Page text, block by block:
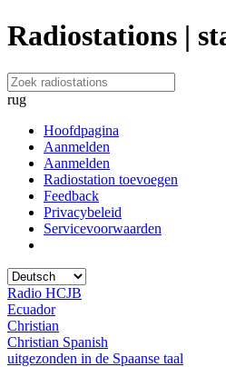
Radiostations |
rug
Hoofdpagina
Aanmelden
Aanmelden
Radiostation toevoegen
Feedback
Privacybeleid
Servicevoorwaarden
Radio HCJB
Ecuador
Christian
Christian Spanish
uitgezonden in de Spaanse taal